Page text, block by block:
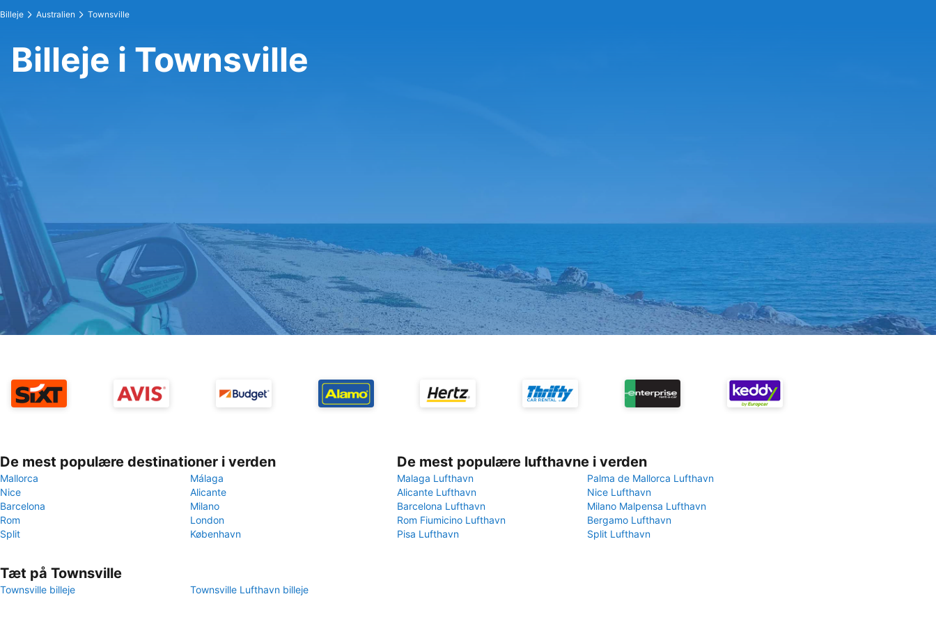
Billeje Australien Townsville
Billeje i Townsville
De mest populære destinationer i verden
Mallorca
Málaga
Nice
Alicante
Barcelona
Milano
Rom
London
Split
København
De mest populære lufthavne i verden
Malaga Lufthavn
Palma de Mallorca Lufthavn
Alicante Lufthavn
Nice Lufthavn
Barcelona Lufthavn
Milano Malpensa Lufthavn
Rom Fiumicino Lufthavn
Bergamo Lufthavn
Pisa Lufthavn
Split Lufthavn
Tæt på Townsville
Townsville billeje Townsville Lufthavn billeje